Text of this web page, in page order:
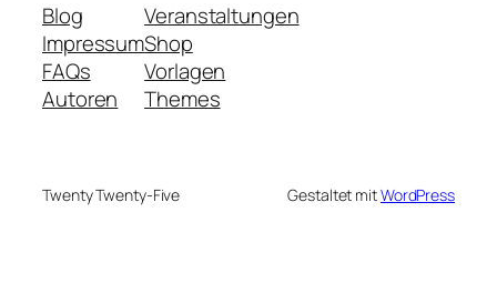
Blog
Impressum
FAQs
Autoren
Veranstaltungen
Shop
Vorlagen
Themes
Twenty Twenty-Five Gestaltet mitWordPress